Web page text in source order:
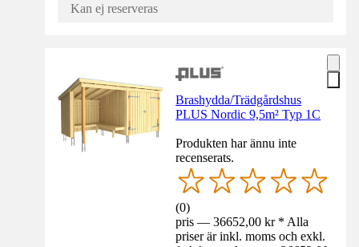
Kan ej reserveras
Brashydda/Trädgårdshus
PLUS Nordic 9,5m² Typ 1C
Produkten har ännu inte
recenserats.
(0)
pris — 36652,00 kr * Alla
priser är inkl. moms och exkl.